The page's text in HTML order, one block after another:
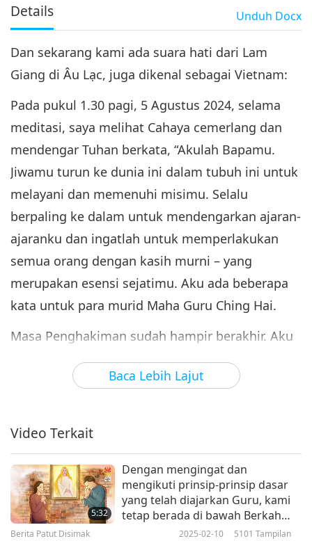
Details Unduh Docx
Baca Lebih Lajut
Dan sekarang kami ada suara hati dari Lam
Giang di Âu Lạc, juga dikenal sebagai Vietnam:
Pada pukul 1.30 pagi, 5 Agustus 2024, selama
meditasi, saya melihat Cahaya cemerlang dan
mendengar Tuhan berkata, “Akulah Bapamu.
Jiwamu turun ke dunia ini dalam tubuh ini untuk
melayani dan memenuhi misimu. Selalu
berpaling ke dalam untuk mendengarkan ajaran-
ajaranku dan ingatlah untuk memperlakukan
semua orang dengan kasih murni – yang
merupakan esensi sejatimu. Aku ada beberapa
kata untuk para murid Maha Guru Ching Hai.
Masa Penghakiman sudah hampir berakhir. Aku
melihat bahwa sebagian murid hanya memiliki
sedikit sekali kasih, dan ego mereka terlalu
mereka dan memisahkan mereka dari Cahaya
Hai, aku melihat Cahaya mereka berkedip-kedip.
Sebagian memiliki Cahaya yang nyata. Waktu
hampir habis, dan jiwa-jiwa sedang digolongkan.
Jika mereka tetap stagnan dalam kemajuan
Video Terkait
5:32
Dengan mengingat dan
mengikuti prinsip-prinsip dasar
yang telah diajarkan Guru, kami
tetap berada di bawah Berkah
perlindungan Guru yang kuat.
Berita Patut Disimak 2025-02-10 5101 Tampilan